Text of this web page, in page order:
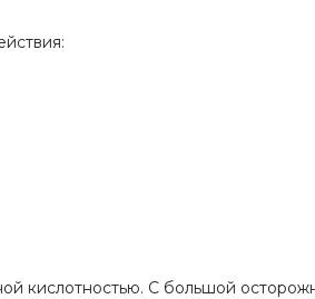
кислотностью. С большой